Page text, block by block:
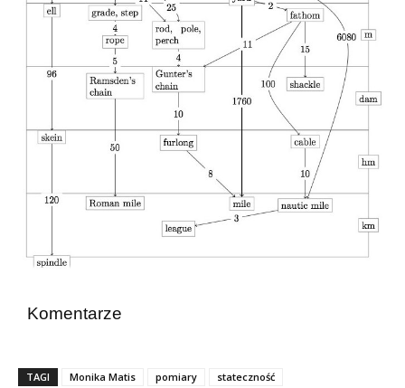
Komentarze
TAGI Monika Matis pomiary stateczność